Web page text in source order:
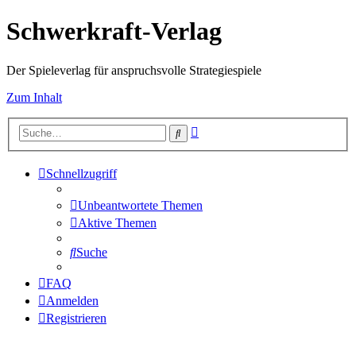
Schwerkraft-Verlag
Der Spieleverlag für anspruchsvolle Strategiespiele
Zum Inhalt
Suche
Schnellzugriff
Unbeantwortete Themen
Aktive Themen
Suche
FAQ
Anmelden
Registrieren